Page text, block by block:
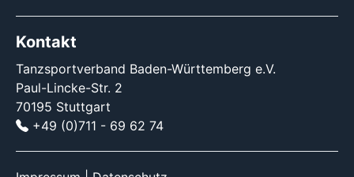
Kontakt
Tanzsportverband Baden-Württemberg e.V.
Paul-Lincke-Str. 2
70195 Stuttgart
+49 (0)711 - 69 62 74